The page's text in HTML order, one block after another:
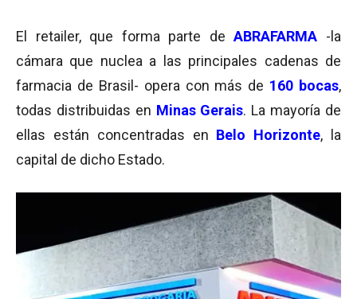
El retailer, que forma parte deABRAFARMA -la
cámara que nuclea a las principales cadenas de
farmacia de Brasil- opera con más de 160 bocas,
todas distribuidas en Minas Gerais. La mayoría de
ellas están concentradas en Belo Horizonte, la
capital de dicho Estado.